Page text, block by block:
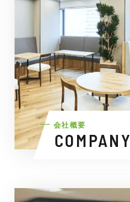
会社概要
COMPANY